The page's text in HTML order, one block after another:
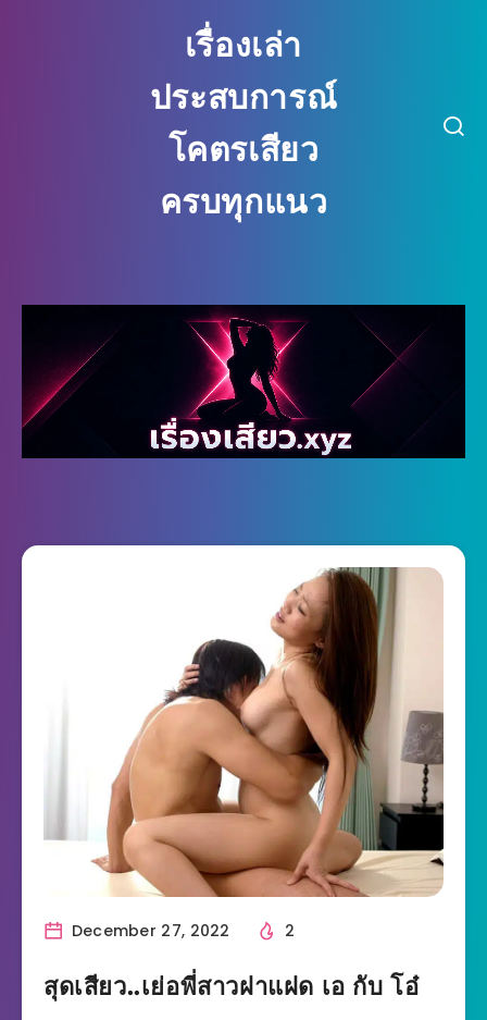
เรื่องเล่า
ประสบการณ์
โคตรเสียว
ครบทุกแนว
December 27, 2022 2
สุดเสียว..เย่อพี่สาวฝาแฝด เอ กับ โอ๋